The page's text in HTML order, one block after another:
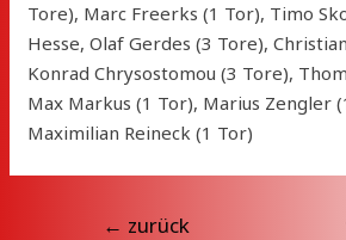
Tore), Marc Freerks (1 Tor), Timo
Hesse, Olaf Gerdes (3 Tore),
Konrad Chrysostomou (3 Tore),
Max Markus (1 Tor), Marius Zengler
Maximilian Reineck (1 Tor)
Beitragsnavigation
← zurück